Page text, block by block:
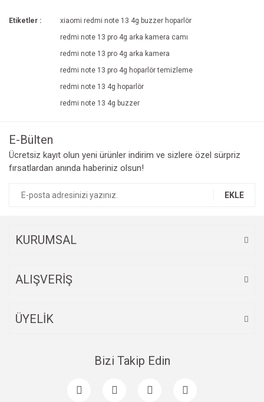
Etiketler :
xiaomi redmi note 13 4g buzzer hoparlör
redmi note 13 pro 4g arka kamera camı
redmi note 13 pro 4g arka kamera
redmi note 13 pro 4g hoparlör temizleme
redmi note 13 4g hoparlör
redmi note 13 4g buzzer
E-Bülten
Ücretsiz kayıt olun yeni ürünler indirim ve sizlere özel sürpriz
fırsatlardan anında haberiniz olsun!
EKLE
KURUMSAL
ALIŞVERİŞ
ÜYELİK
Bizi Takip Edin